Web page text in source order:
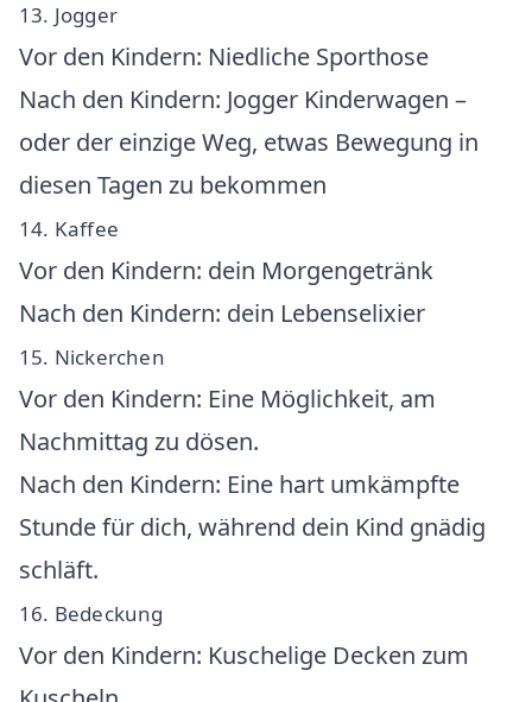
13. Jogger
Vor den Kindern: Niedliche Sporthose
Nach den Kindern: Jogger Kinderwagen –
oder der einzige Weg, etwas Bewegung in
diesen Tagen zu bekommen
14. Kaffee
Vor den Kindern: dein Morgengetränk
Nach den Kindern: dein Lebenselixier
15. Nickerchen
Vor den Kindern: Eine Möglichkeit, am
Nachmittag zu dösen.
Nach den Kindern: Eine hart umkämpfte
Stunde für dich, während dein Kind gnädig
schläft.
16. Bedeckung
Vor den Kindern: Kuschelige Decken zum